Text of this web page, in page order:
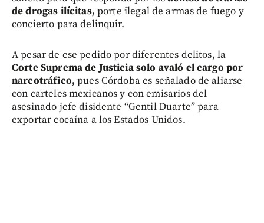
de drogas ilícitas, porte ilegal de armas de fuego y
concierto para delinquir.
A pesar de ese pedido por diferentes delitos, la
Corte Suprema de Justicia solo avaló el cargo por
narcotráfico,pues Córdoba es señalado de aliarse
con carteles mexicanos y con emisarios del
asesinado jefe disidente “Gentil Duarte” para
exportar cocaína a los Estados Unidos.